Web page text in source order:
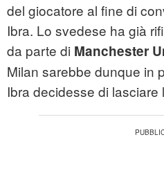
del giocatore al fine di
Ibra. Lo svedese ha già
da parte di Manchester
Milan sarebbe dunque in
Ibra decidesse di lasciare